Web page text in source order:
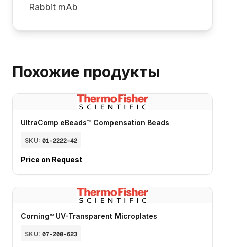
Rabbit mAb
Похожие продукты
UltraComp eBeads™ Compensation Beads
SKU: 01-2222-42
Price on Request
Corning™ UV-Transparent Microplates
SKU: 07-200-623